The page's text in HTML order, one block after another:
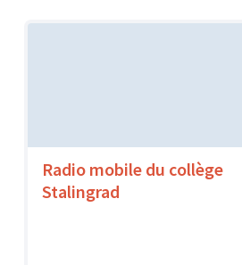
Radio mobile du collège
Stalingrad